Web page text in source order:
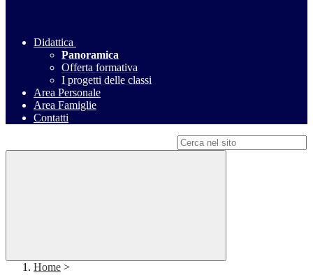
Didattica
Panoramica
Offerta formativa
I progetti delle classi
Area Personale
Area Famiglie
Contatti
Home >